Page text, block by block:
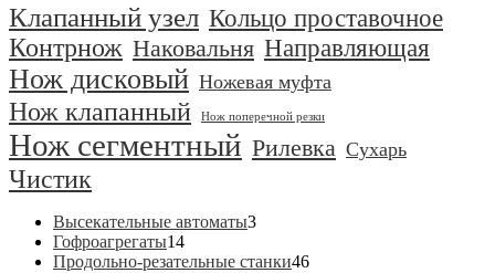
Клапанный узел Кольцо проставочное
Контрнож Наковальня Направляющая
Нож дисковый Ножевая муфта
Нож клапанный Нож поперечной резки
Нож сегментный Рилевка Сухарь
Чистик
Высекательные автоматы33
Гофроагрегаты1414
товаров
Продольно-резательные станки4646